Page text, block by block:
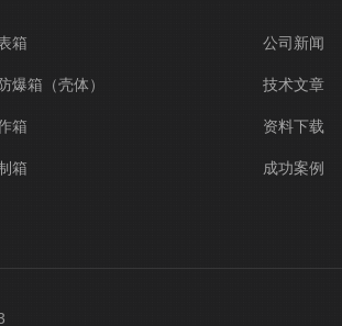
箱
爆箱（壳体）
箱
箱
公司新闻
技术文章
资料下载
成功案例